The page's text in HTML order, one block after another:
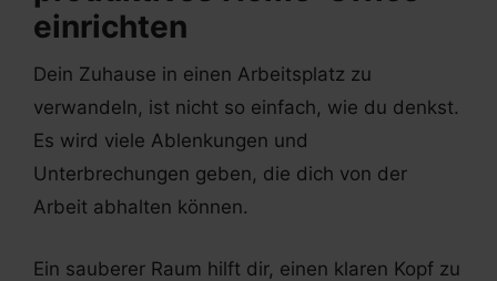
einrichten
Dein Zuhause in einen Arbeitsplatz zu
verwandeln, ist nicht so einfach, wie du denkst.
Es wird viele Ablenkungen und
Unterbrechungen geben, die dich von der
Arbeit abhalten können.
Ein sauberer Raum hilft dir, einen klaren Kopf zu